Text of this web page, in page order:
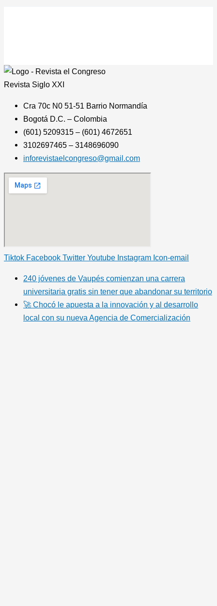
Revista Siglo XXI
Cra 70c N0 51-51 Barrio Normandía
Bogotá D.C. – Colombia
(601) 5209315 – (601) 4672651
3102697465 – 3148696090
inforevistaelcongreso@gmail.com
Tiktok Facebook Twitter Youtube Instagram Icon-email
240 jóvenes de Vaupés comienzan una carrera
universitaria gratis sin tener que abandonar su territorio
🚀 Chocó le apuesta a la innovación y al desarrollo
local con su nueva Agencia de Comercialización